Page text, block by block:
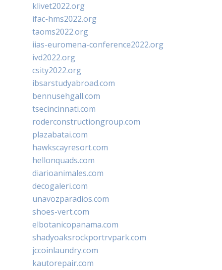
klivet2022.org
ifac-hms2022.org
taoms2022.org
iias-euromena-conference2022.org
ivd2022.org
csity2022.org
ibsarstudyabroad.com
bennusehgall.com
tsecincinnati.com
roderconstructiongroup.com
plazabatai.com
hawkscayresort.com
hellonquads.com
diarioanimales.com
decogaleri.com
unavozparadios.com
shoes-vert.com
elbotanicopanama.com
shadyoaksrockportrvpark.com
jccoinlaundry.com
kautorepair.com